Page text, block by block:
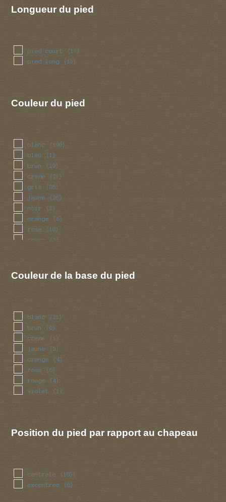
Longueur du pied
pied court (17)
pied long (15)
Couleur du pied
blanc (190)
bleu (1)
brun (29)
creme (21)
gris (26)
jaune (26)
noir (2)
orange (8)
rose (10)
rouge (2)
Couleur de la base du pied
blanc (21)
brun (6)
creme (1)
jaune (5)
orange (4)
rose (6)
rouge (4)
violet (1)
Position du pied par rapport au chapeau
centrale (185)
excentree (6)